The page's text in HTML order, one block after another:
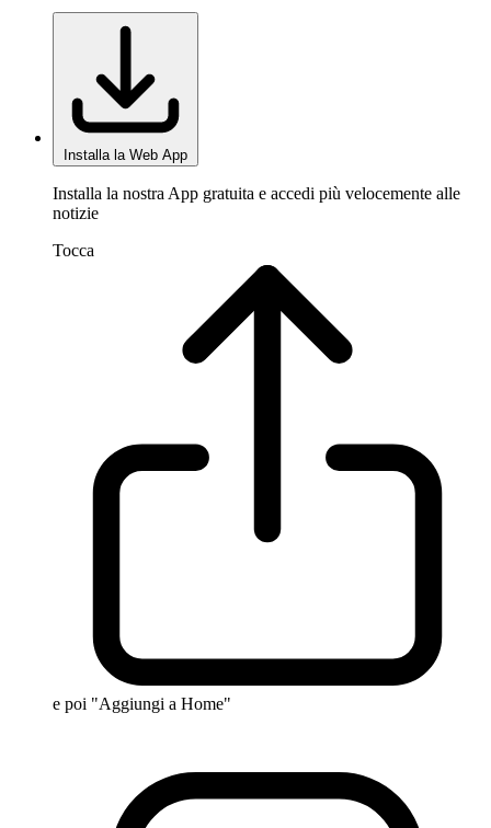
Installa la Web App
Installa la nostra App gratuita e accedi più velocemente alle
notizie
Tocca
e poi "Aggiungi a Home"